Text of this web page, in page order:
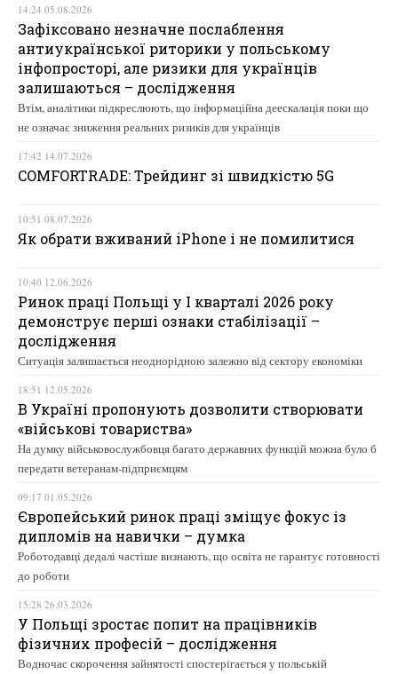
14:24 05.08.2026
Зафіксовано незначне послаблення
антиукраїнської риторики у польському
інфопросторі, але ризики для українців
залишаються – дослідження
Втім, аналітики підкреслюють, що інформаційна деескалація поки що
не означає зниження реальних ризиків для українців
17:42 14.07.2026
COMFORTRADE: Трейдинг зі швидкістю 5G
10:51 08.07.2026
Як обрати вживаний iPhone і не помилитися
10:40 12.06.2026
Ринок праці Польщі у І кварталі 2026 року
демонструє перші ознаки стабілізації –
дослідження
Ситуація залишається неоднорідною залежно від сектору економіки
18:51 12.05.2026
В Україні пропонують дозволити створювати
«військові товариства»
На думку військовослужбовця багато державних функцій можна було б
передати ветеранам-підприємцям
09:17 01.05.2026
Європейський ринок праці зміщує фокус із
дипломів на навички – думка
Роботодавці дедалі частіше визнають, що освіта не гарантує готовності
до роботи
15:28 26.03.2026
У Польщі зростає попит на працівників
фізичних професій – дослідження
Водночас скорочення зайнятості спостерігається у польській